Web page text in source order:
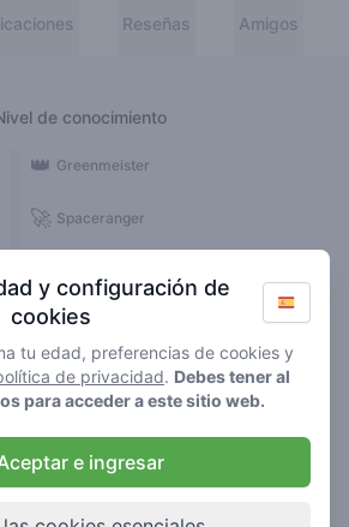
Reseñas Amigos
de conocimiento
🍃 Smoker
🌱 Roller
🚀 Spaceranger
👑 Greenmeister
y configuración de
cookies
tu edad, preferencias de cookies y
de privacidad. Debes tener al
para acceder a este sitio web.
e ingresar